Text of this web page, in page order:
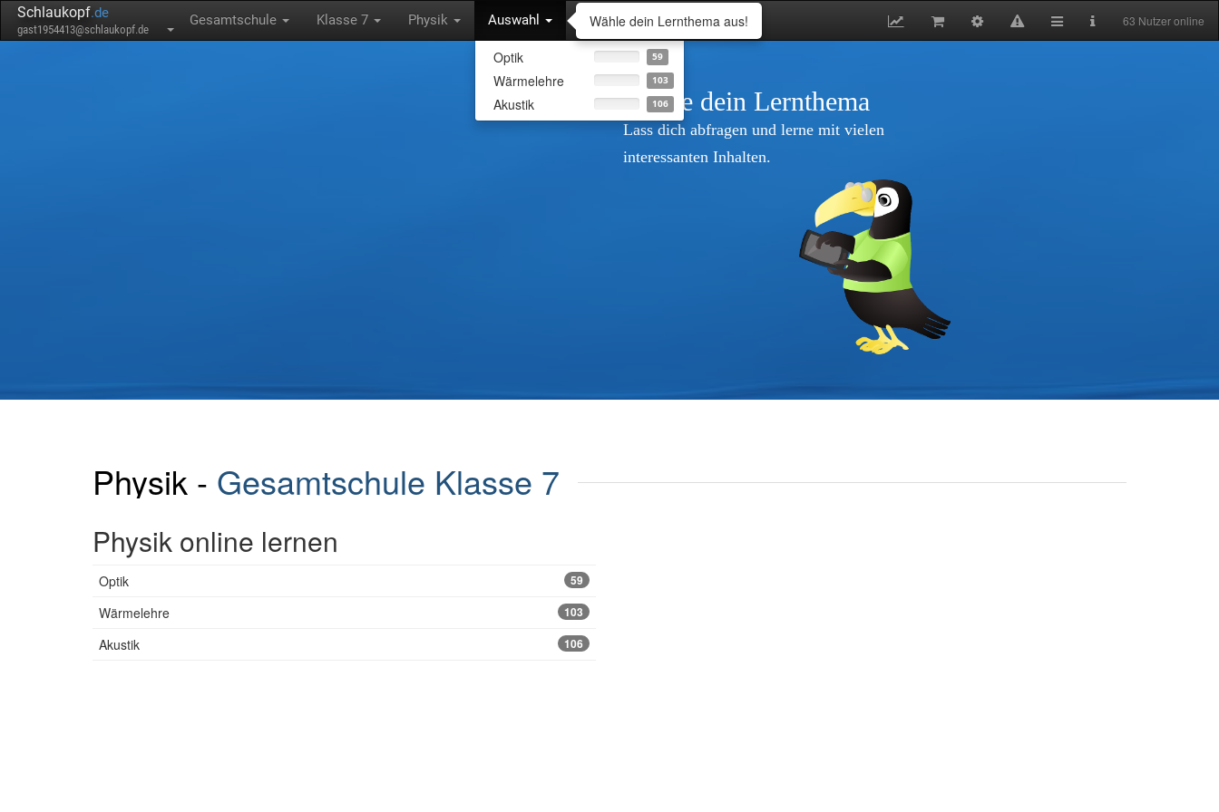
Schlaukopf.de
gast1954413@schlaukopf.de
Gesamtschule Klasse 7 Physik Auswahl
Optik 59
Wärmelehre 103
Akustik 106
63 Nutzer online
Wähle dein Lernthema
Lass dich abfragen und lerne mit vielen
interessanten Inhalten.
Physik - Gesamtschule Klasse 7
Physik online lernen
Optik 59
Wärmelehre 103
Akustik 106
Wähle dein Lernthema aus!